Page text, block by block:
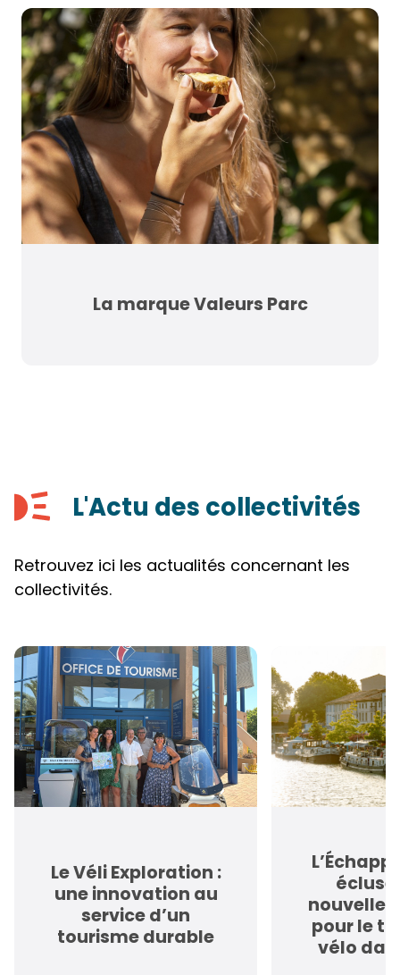
La marque Valeurs Parc
L'Actu des collectivités
Retrouvez ici les actualités concernant les
collectivités.
Le Véli Exploration :
une innovation au
service d’un
tourisme durable
nouvelle
pour le
vélo